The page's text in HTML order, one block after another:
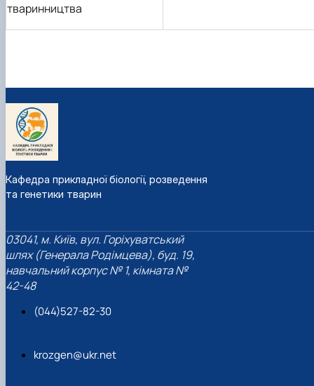
тваринництва
Кафедра прикладної біології, розведення
та генетики тварин
03041, м. Київ, вул. Горіхуватський
шлях (Генерала Родімцева), буд. 19,
навчальний корпус № 1, кімната №
42-48
(044)527-82-30
krozgen@ukr.net